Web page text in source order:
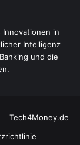
Innovationen in
Intelligenz
und die
Tech4Money.de